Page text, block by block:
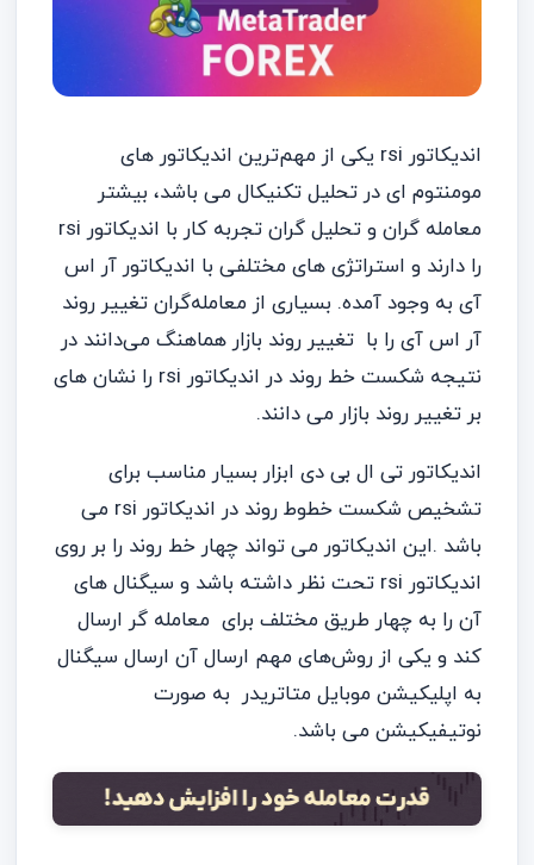
اندیکاتور rsi یکی از مهم‌ترین اندیکاتور های
مومنتوم ای در تحلیل تکنیکال می باشد، بیشتر
معامله گران و تحلیل گران تجربه کار با اندیکاتور rsi
را دارند و استراتژی های مختلفی با اندیکاتور آر اس
آی به وجود آمده. بسیاری از معامله‌گران تغییر روند
آر اس آی را با تغییر روند بازار هماهنگ می‌دانند در
نتیجه شکست خط روند در اندیکاتور rsi را نشان های
بر تغییر روند بازار می دانند.
اندیکاتور تی ال بی دی ابزار بسیار مناسب برای
تشخیص شکست خطوط روند در اندیکاتور rsi می
باشد .این اندیکاتور می تواند چهار خط روند را بر روی
اندیکاتور rsi تحت نظر داشته باشد و سیگنال های
آن را به چهار طریق مختلف برای معامله گر ارسال
کند و یکی از روش‌های مهم ارسال آن ارسال سیگنال
به اپلیکیشن موبایل متاتریدر به صورت
نوتیفیکیشن می باشد.